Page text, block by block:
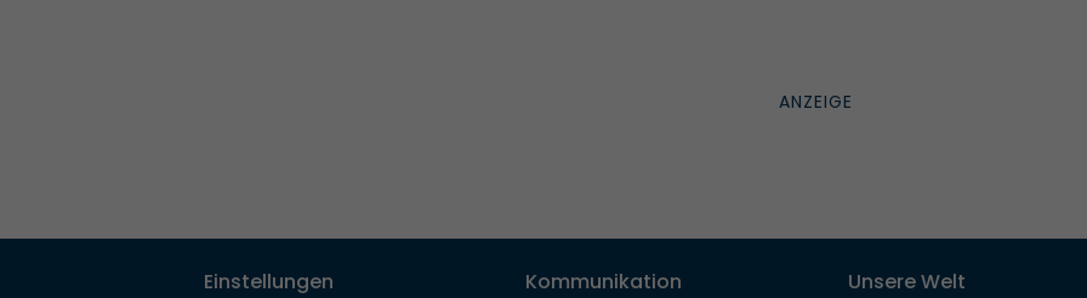
Einstellungen
Kommunikation
Unsere Welt